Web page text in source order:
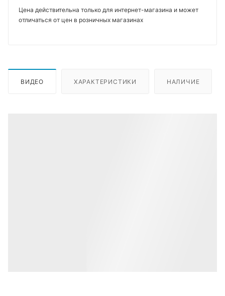
Цена действительна только для интернет-магазина и может
отличаться от цен в розничных магазинах
ВИДЕО ХАРАКТЕРИСТИКИ НАЛИЧИЕ